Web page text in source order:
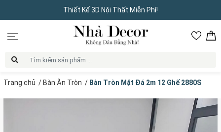
Thiết Kế 3D Nội Thất Miễn Phí!
Trang chủ / Bàn Ăn Tròn / Bàn Tròn Mặt Đá 2m 12 Ghế 2880S